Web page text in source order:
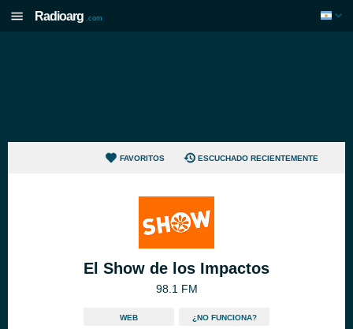
Radioarg .com
FAVORITOS ESCUCHADO RECIENTEMENTE
El Show de los Impactos
98.1 FM
WEB ¿NO FUNCIONA?